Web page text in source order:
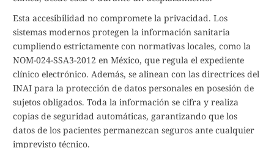
Esta accesibilidad no compromete la privacidad. Los
sistemas modernos protegen la información sanitaria
cumpliendo estrictamente con normativas locales, como la
NOM-024-SSA3-2012 en México, que regula el expediente
clínico electrónico. Además, se alinean con las directrices del
INAI para la protección de datos personales en posesión de
sujetos obligados. Toda la información se cifra y realiza
copias de seguridad automáticas, garantizando que los
datos de los pacientes permanezcan seguros ante cualquier
imprevisto técnico.